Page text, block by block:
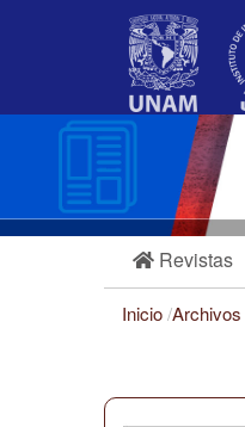
Barra
Revistas
Inicio/Archivos